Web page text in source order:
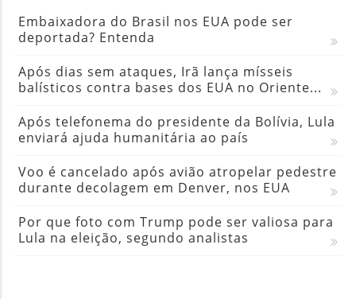
Embaixadora do Brasil nos EUA pode ser
deportada? Entenda
Após dias sem ataques, Irã lança mísseis
balísticos contra bases dos EUA no Oriente...
Após telefonema do presidente da Bolívia, Lula
enviará ajuda humanitária ao país
Voo é cancelado após avião atropelar pedestre
durante decolagem em Denver, nos EUA
Por que foto com Trump pode ser valiosa para
Lula na eleição, segundo analistas